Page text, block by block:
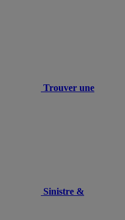
Trouver une
Sinistre &